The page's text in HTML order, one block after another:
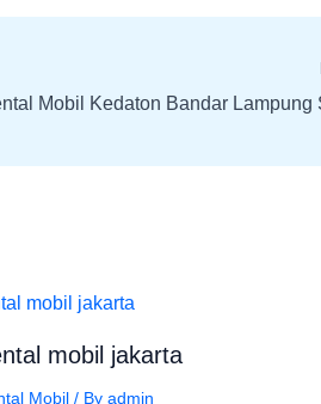
mobil jakarta
Mobil/ By admin